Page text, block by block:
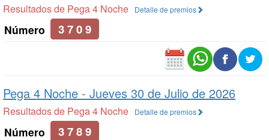
Resultados de Pega 4 Noche Detalle de premios
Número 3 7 0 9
Pega 4 Noche - Jueves 30 de Julio de 2026
Resultados de Pega 4 Noche Detalle de premios
Número 3 7 8 9